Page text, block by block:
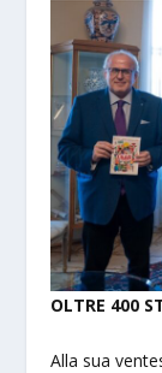
OLTRE 400
Alla sua